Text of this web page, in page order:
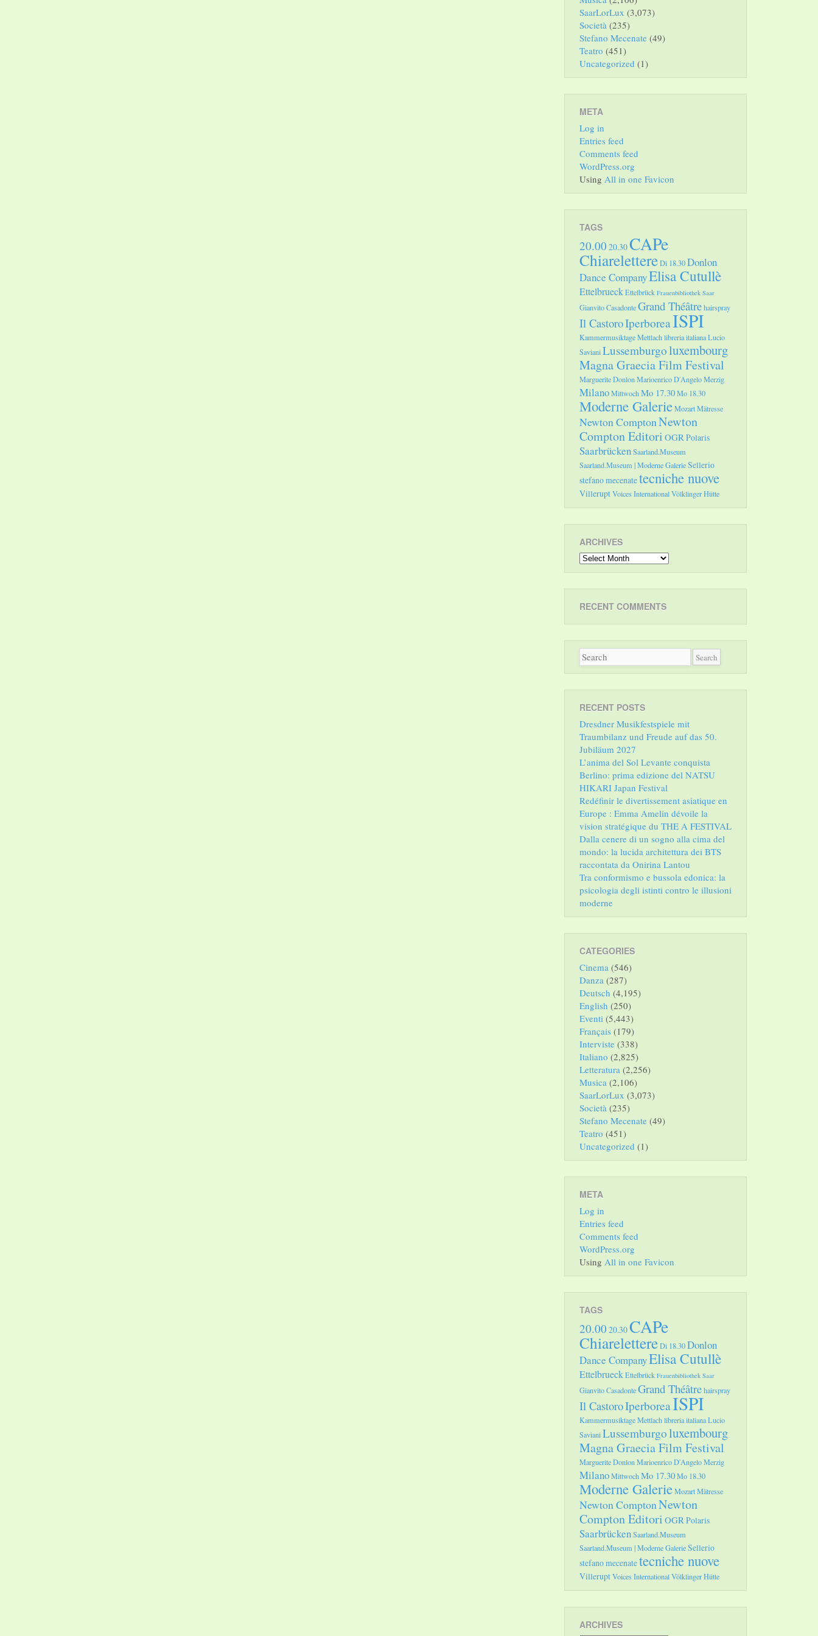
SaarLorLux (3,073)
Società (235)
Stefano Mecenate (49)
Teatro (451)
Uncategorized (1)
META
Log in
Entries feed
Comments feed
WordPress.org
Using All in one Favicon
TAGS
20.00 20.30CAPe
ChiarelettereDi 18.30Donlon
Dance CompanyElisa Cutullè
EttelbrueckEttelbrück Frauenbibliothek Saar
Gianvito CasadonteGrand Théâtrehairspray
Il CastoroIperboreaISPI
Kammermusiktage Mettlachlibreria italianaLucio
SavianiLussemburgoluxembourg
Magna Graecia Film Festival
Marguerite DonlonMarioenrico D'AngeloMerzig
MilanoMittwochMo 17.30Mo 18.30
Moderne GalerieMozartMätresse
Newton ComptonNewton
Compton Editori OGRPolaris
SaarbrückenSaarland.Museum
Saarland.Museum | Moderne GalerieSellerio
stefano mecenatetecniche nuove
VilleruptVoices InternationalVölklinger Hütte
ARCHIVES
Archives
RECENT COMMENTS
RECENT POSTS
Dresdner Musikfestspiele mit
Traumbilanz und Freude auf das 50.
Jubiläum 2027
L’anima del Sol Levante conquista
Berlino: prima edizione del NATSU
HIKARI Japan Festival
Redéfinir le divertissement asiatique en
Europe : Emma Amelin dévoile la
vision stratégique du THE A FESTIVAL
Dalla cenere di un sogno alla cima del
mondo: la lucida architettura dei BTS
raccontata da Onirina Lantou
Tra conformismo e bussola edonica: la
psicologia degli istinti contro le illusioni
moderne
CATEGORIES
Cinema (546)
Danza (287)
Deutsch (4,195)
English (250)
Eventi (5,443)
Français (179)
Interviste (338)
Italiano (2,825)
Letteratura (2,256)
Musica (2,106)
SaarLorLux (3,073)
Società (235)
Stefano Mecenate (49)
Teatro (451)
Uncategorized (1)
META
Log in
Entries feed
Comments feed
WordPress.org
Using All in one Favicon
TAGS
20.00 20.30CAPe
ChiarelettereDi 18.30Donlon
Dance CompanyElisa Cutullè
EttelbrueckEttelbrück Frauenbibliothek Saar
Gianvito CasadonteGrand Théâtrehairspray
Il CastoroIperboreaISPI
Kammermusiktage Mettlachlibreria italianaLucio
SavianiLussemburgoluxembourg
Magna Graecia Film Festival
Marguerite DonlonMarioenrico D'AngeloMerzig
MilanoMittwochMo 17.30Mo 18.30
Moderne GalerieMozartMätresse
Newton ComptonNewton
Compton Editori OGRPolaris
SaarbrückenSaarland.Museum
Saarland.Museum | Moderne GalerieSellerio
stefano mecenatetecniche nuove
VilleruptVoices InternationalVölklinger Hütte
ARCHIVES